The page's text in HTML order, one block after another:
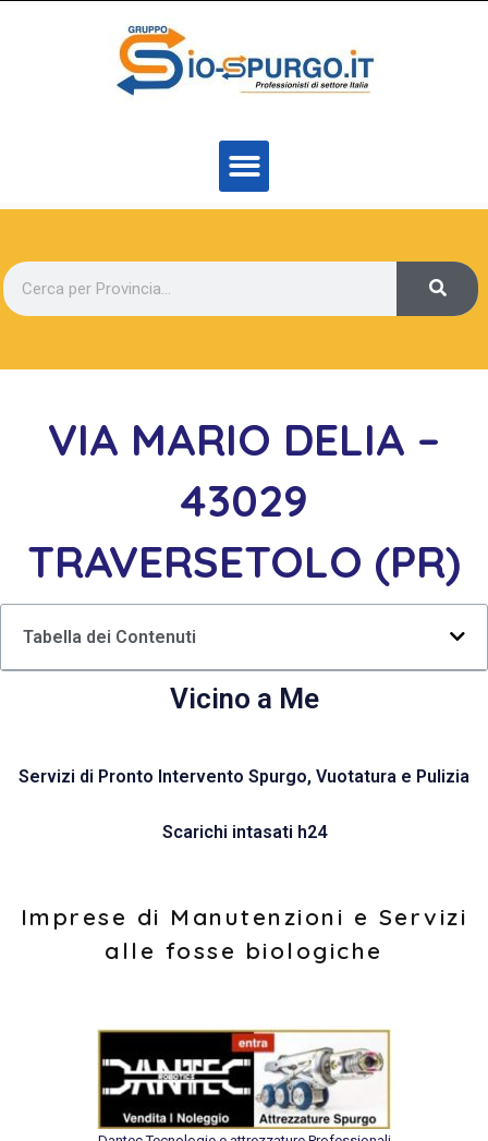
VIA MARIO DELIA –
43029
TRAVERSETOLO (PR)
Tabella dei Contenuti
Vicino a Me
Servizi di Pronto Intervento Spurgo, Vuotatura e Pulizia
Scarichi intasati h24
Imprese di Manutenzioni e Servizi
alle fosse biologiche